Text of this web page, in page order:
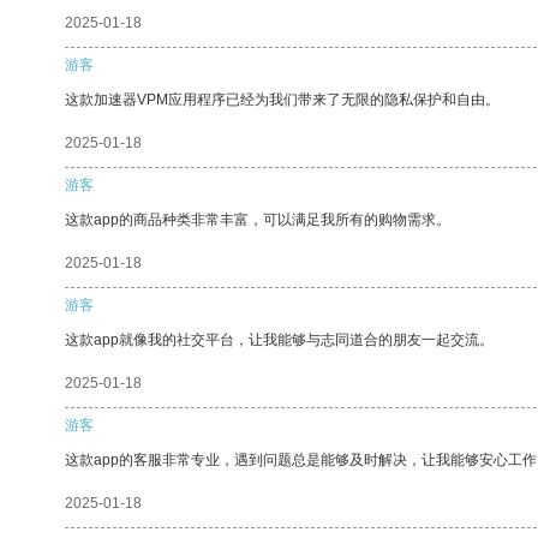
2025-01-18
游客
这款加速器VPM应用程序已经为我们带来了无限的隐私保护和自由。
2025-01-18
游客
这款app的商品种类非常丰富，可以满足我所有的购物需求。
2025-01-18
游客
这款app就像我的社交平台，让我能够与志同道合的朋友一起交流。
2025-01-18
游客
这款app的客服非常专业，遇到问题总是能够及时解决，让我能够安心工
2025-01-18